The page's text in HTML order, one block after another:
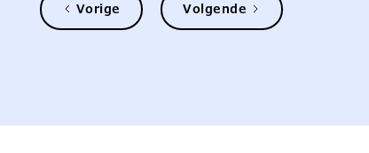
Vorige Volgende